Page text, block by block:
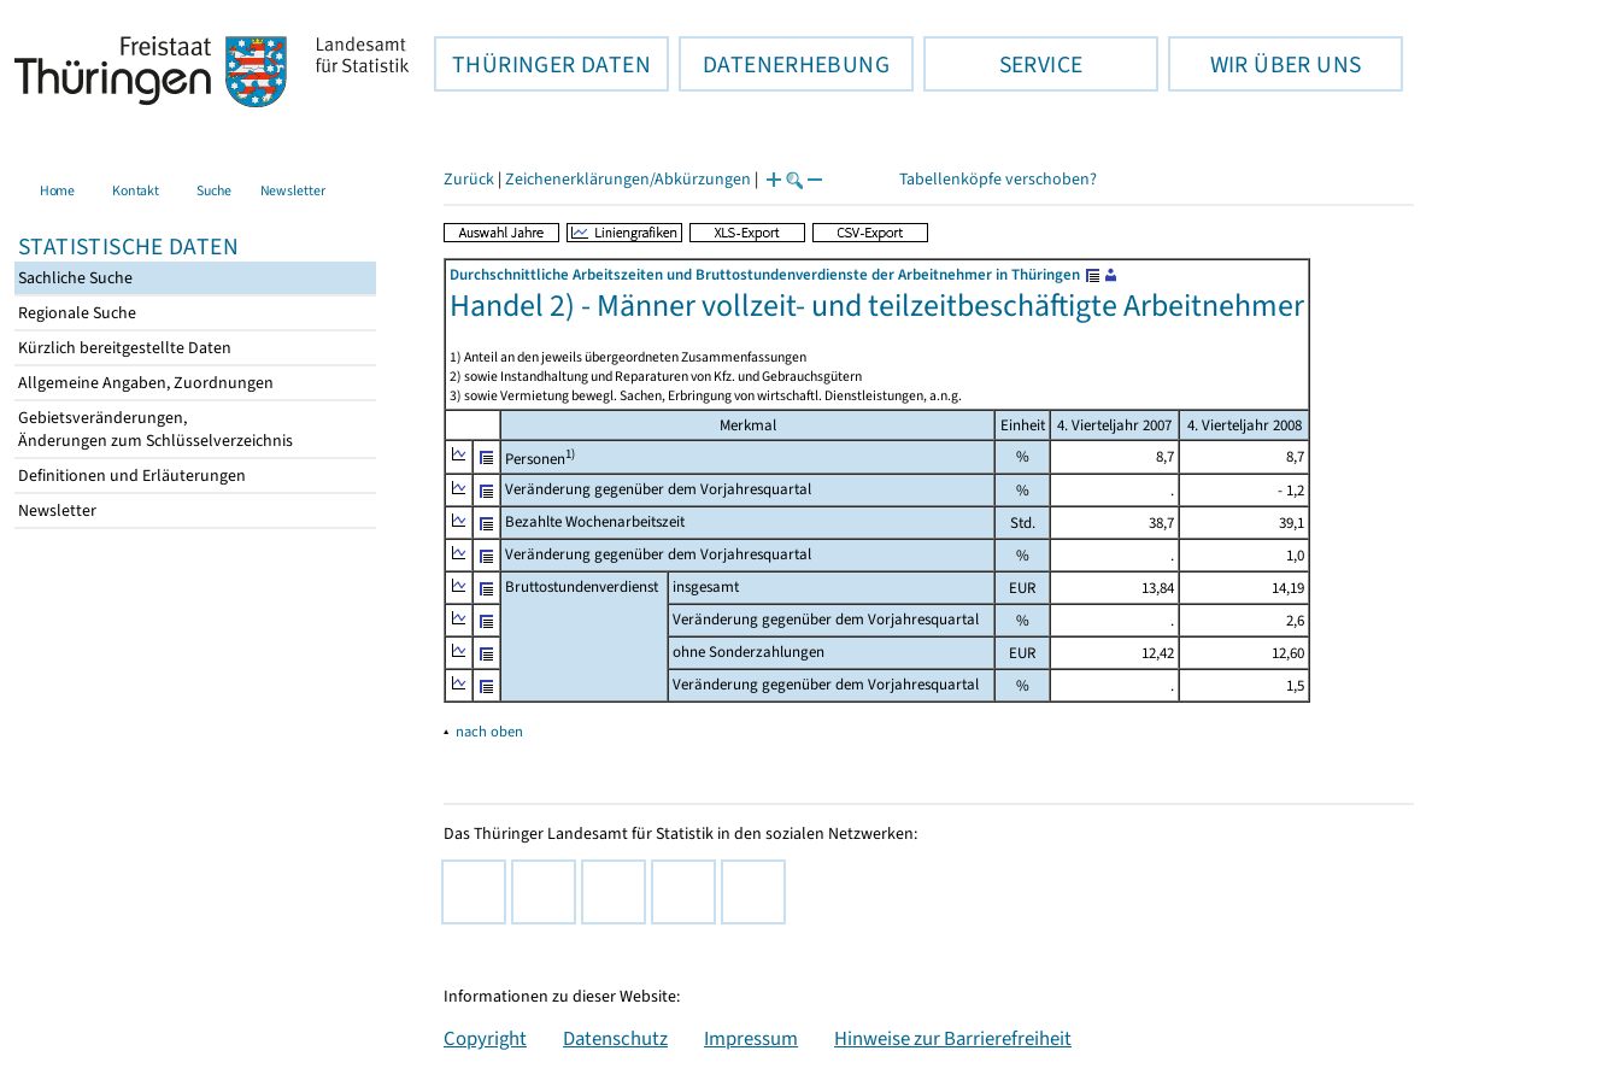
THÜRINGER DATEN DATENERHEBUNG SERVICE WIR ÜBER UNS
Home Kontakt Suche Newsletter
STATISTISCHE DATEN
Sachliche Suche
Regionale Suche
Kürzlich bereitgestellte Daten
Allgemeine Angaben, Zuordnungen
Gebietsveränderungen,
Änderungen zum Schlüsselverzeichnis
Definitionen und Erläuterungen
Newsletter
Zurück | Zeichenerklärungen/Abkürzungen | Tabellenköpfe verschoben?
Durchschnittliche Arbeitszeiten und Bruttostundenverdienste der Arbeitnehmer in Thüringen
Handel 2) - Männer vollzeit- und teilzeitbeschäftigte Arbeitnehmer
1) Anteil an den jeweils übergeordneten Zusammenfassungen
2) sowie Instandhaltung und Reparaturen von Kfz. und Gebrauchsgütern
3) sowie Vermietung bewegl. Sachen, Erbringung von wirtschaftl. Dienstleistungen, a.n.g.
Merkmal Einheit 4. Vierteljahr 2007
4. Vierteljahr 2008
Personen1) % 8,7
8,7
Veränderung gegenüber dem Vorjahresquartal
% .
- 1,2
Bezahlte Wochenarbeitszeit
Std. 38,7
39,1
Veränderung gegenüber dem Vorjahresquartal
% .
1,0
Bruttostundenverdienst
insgesamt EUR 13,84
14,19
Veränderung gegenüber dem Vorjahresquartal
% .
2,6
ohne Sonderzahlungen
EUR 12,42
12,60
Veränderung gegenüber dem Vorjahresquartal
% . 1,5
▴ nach oben
Das Thüringer Landesamt für Statistik in den sozialen Netzwerken:
Informationen zu dieser Website:
Copyright Datenschutz Impressum Hinweise zur Barrierefreiheit